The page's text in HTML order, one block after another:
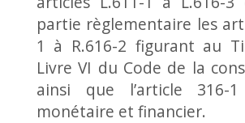
partie règlementaire les
1 à R.616-2 figurant au
Livre VI du Code de la
ainsi que l’article 316-
monétaire et financier.